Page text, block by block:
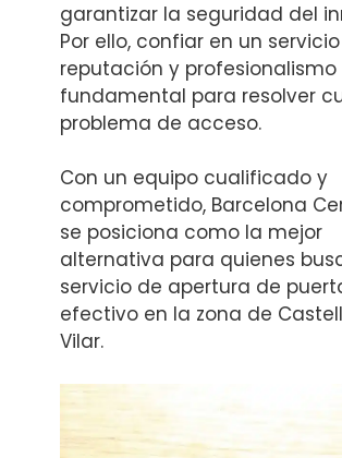
garantizar la seguridad del
Por ello, confiar en un
reputación y profesionalismo
fundamental para resolver
problema de acceso.
Con un equipo cualificado y
comprometido, Barcelona
se posiciona como la mejor
alternativa para quienes
servicio de apertura de
efectivo en la zona de
Vilar.